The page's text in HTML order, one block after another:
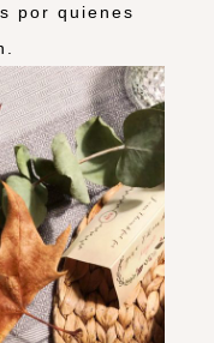
por quienes